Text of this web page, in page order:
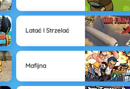
Latać I Strzelać
Mafijna